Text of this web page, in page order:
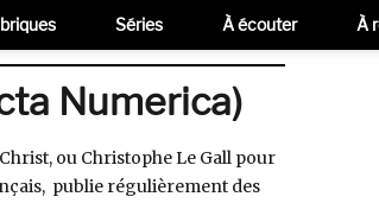
Numerica)
ou Christophe Le Gall pour
publie régulièrement des
Séries À écouter À